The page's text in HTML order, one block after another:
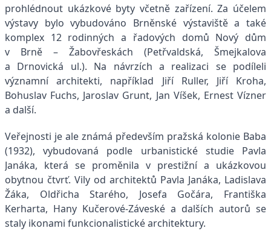
prohlédnout ukázkové byty včetně zařízení. Za účelem
výstavy bylo vybudováno Brněnské výstaviště a také
komplex 12 rodinných a řadových domů Nový dům
v Brně – Žabovřeskách (Petřvaldská, Šmejkalova
a Drnovická ul.). Na návrzích a realizaci se podíleli
významní architekti, například Jiří Ruller, Jiří Kroha,
Bohuslav Fuchs, Jaroslav Grunt, Jan Víšek, Ernest Vízner
a další.
Veřejnosti je ale známá především pražská kolonie Baba
(1932), vybudovaná podle urbanistické studie Pavla
Janáka, která se proměnila v prestižní a ukázkovou
obytnou čtvrť. Vily od architektů Pavla Janáka, Ladislava
Žáka, Oldřicha Starého, Josefa Gočára, Františka
Kerharta, Hany Kučerové-Záveské a dalších autorů se
staly ikonami funkcionalistické architektury.